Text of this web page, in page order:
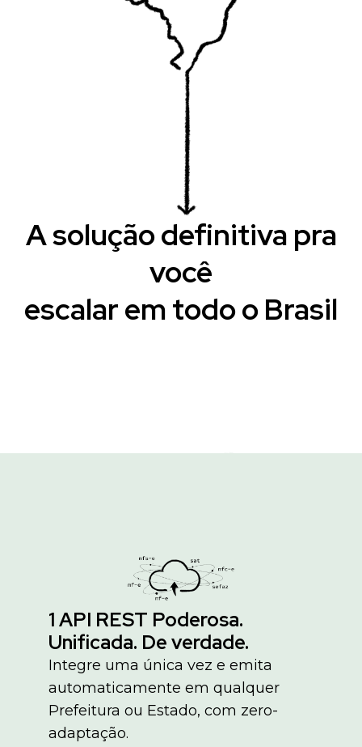
A solução definitiva pra
você
escalar em todo o Brasil
1 API REST Poderosa.
Unificada. De verdade.
Integre uma única vez e emita
automaticamente em qualquer
Prefeitura ou Estado, com zero-
adaptação.